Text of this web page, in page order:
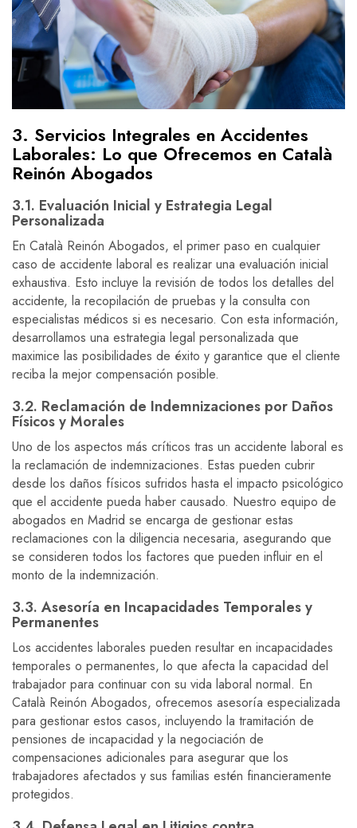
3. Servicios Integrales en Accidentes
Laborales: Lo que Ofrecemos en Català
Reinón Abogados
3.1. Evaluación Inicial y Estrategia Legal
Personalizada
En Català Reinón Abogados, el primer paso en cualquier
caso de accidente laboral es realizar una evaluación inicial
exhaustiva. Esto incluye la revisión de todos los detalles del
accidente, la recopilación de pruebas y la consulta con
especialistas médicos si es necesario. Con esta información,
desarrollamos una estrategia legal personalizada que
maximice las posibilidades de éxito y garantice que el cliente
reciba la mejor compensación posible.
3.2. Reclamación de Indemnizaciones por Daños
Físicos y Morales
Uno de los aspectos más críticos tras un accidente laboral es
la reclamación de indemnizaciones. Estas pueden cubrir
desde los daños físicos sufridos hasta el impacto psicológico
que el accidente pueda haber causado. Nuestro equipo de
abogados en Madrid se encarga de gestionar estas
reclamaciones con la diligencia necesaria, asegurando que
se consideren todos los factores que pueden influir en el
monto de la indemnización.
3.3. Asesoría en Incapacidades Temporales y
Permanentes
Los accidentes laborales pueden resultar en incapacidades
temporales o permanentes, lo que afecta la capacidad del
trabajador para continuar con su vida laboral normal. En
Català Reinón Abogados, ofrecemos asesoría especializada
para gestionar estos casos, incluyendo la tramitación de
pensiones de incapacidad y la negociación de
compensaciones adicionales para asegurar que los
trabajadores afectados y sus familias estén financieramente
protegidos.